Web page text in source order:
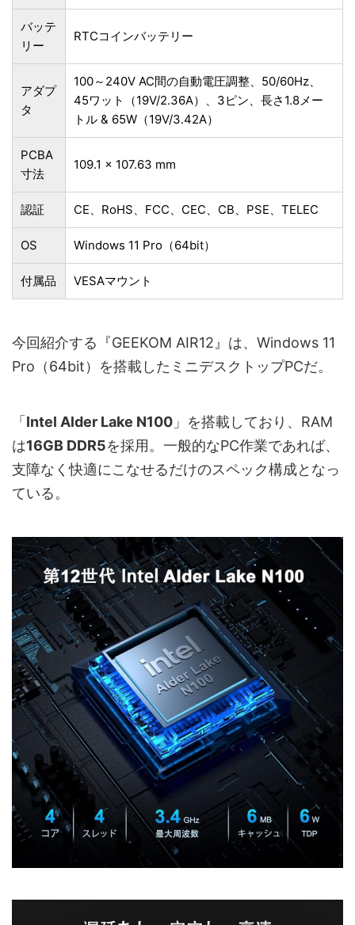
バッテ
リー
RTCコインバッテリー
アダプ
タ
100～240V AC間の自動電圧調整、50/60Hz、
45ワット（19V/2.36A）、3ピン、長さ1.8メー
トル & 65W（19V/3.42A）
PCBA
寸法
109.1 x 107.63 mm
認証 CE、RoHS、FCC、CEC、CB、PSE、TELEC
OS Windows 11 Pro（64bit）
付属品 VESAマウント
今回紹介する『GEEKOM AIR12』は、Windows 11
Pro（64bit）を搭載したミニデスクトップPCだ。
「 Intel Alder Lake N100 」を搭載しており、RAM
は16GB ‎DDR5を採用。一般的なPC作業であれば、
支障なく快適にこなせるだけのスペック構成となっ
ている。